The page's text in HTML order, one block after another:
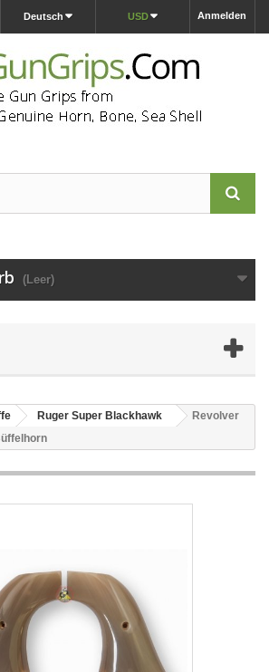
Anmelden
USD
Deutsch
(Leer)
Ruger Super Blackhawk
Revolver